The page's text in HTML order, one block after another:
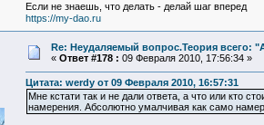
Если не знаешь, что делать - делай шаг вперед
https://my-dao.ru
Re: Неудаляемый вопрос.Теория всего:
« Ответ #178 : 09 Февраля 2010, 17:56:34 »
Цитата: werdy от 09 Февраля 2010, 16:57:31
Мне кстати так и не дали ответа, а что или кто
намерения. Абсолютно умалчивая как само